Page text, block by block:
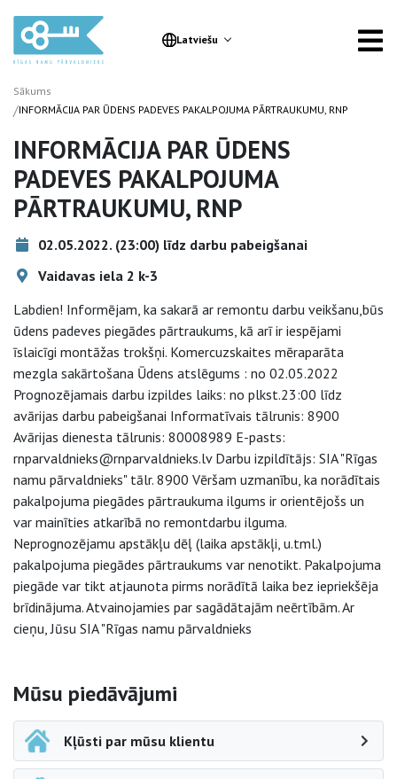
Latviešu
Sākums
/INFORMĀCIJA PAR ŪDENS PADEVES PAKALPOJUMA PĀRTRAUKUMU, RNP
INFORMĀCIJA PAR ŪDENS
PADEVES PAKALPOJUMA
PĀRTRAUKUMU, RNP
02.05.2022. (23:00) līdz darbu pabeigšanai
Vaidavas iela 2 k-3
Labdien! Informējam, ka sakarā ar remontu darbu veikšanu,būs
ūdens padeves piegādes pārtraukums, kā arī ir iespējami
īslaicīgi montāžas trokšņi. Komercuzskaites mēraparāta
mezgla sakārtošana Ūdens atslēgums : no 02.05.2022
Prognozējamais darbu izpildes laiks: no plkst.23:00 līdz
avārijas darbu pabeigšanai Informatīvais tālrunis: 8900
Avārijas dienesta tālrunis: 80008989 E-pasts:
rnparvaldnieks@rnparvaldnieks.lv Darbu izpildītājs: SIA "Rīgas
namu pārvaldnieks" tālr. 8900 Vēršam uzmanību, ka norādītais
pakalpojuma piegādes pārtraukuma ilgums ir orientējošs un
var mainīties atkarībā no remontdarbu ilguma.
Neprognozējamu apstākļu dēļ (laika apstākļi, u.tml.)
pakalpojuma piegādes pārtraukums var nenotikt. Pakalpojuma
piegāde var tikt atjaunota pirms norādītā laika bez iepriekšēja
brīdinājuma. Atvainojamies par sagādātajām neērtībām. Ar
cieņu, Jūsu SIA "Rīgas namu pārvaldnieks
Sāna navigācija
Mūsu piedāvājumi
Kļūsti par mūsu klientu